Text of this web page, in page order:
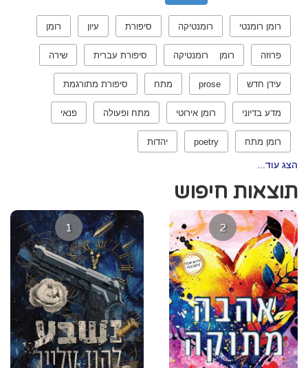
רומן רומנטי רומנטיקה סיפורת עיון רומן
פרוזה רומן רומנטיקה סיפורת עברית שירה
עידן חדש prose מתח סיפורת מתורגמת
מדע בדיוני רומן אירוטי מתח ופעולה פנאי
רומן מתח poetry יהדות
הצג עוד...
תוצאות חיפוש
1 2